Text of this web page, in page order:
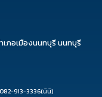
เภอเมืองนนทบุรี นนทบุรี
082-913-3336(นินิ)